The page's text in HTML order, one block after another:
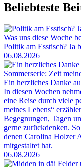
Beliebteste
Was uns diese Woche
Politik am Esstisch? Ja
06.08.2026
Sommerserie: Zeit
Ein herzliches Danke
In diesen Wochen
eine Reise durch viele
meines Lebens“
Begegnungen, Tagen
gerne zurückdenken.
denen Carolina Holzer
mitgestaltet hat.
06.08.2026